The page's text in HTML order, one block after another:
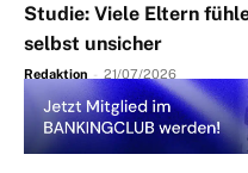
Studie: Viele Eltern
selbst unsicher
Redaktion - 21/07/2026